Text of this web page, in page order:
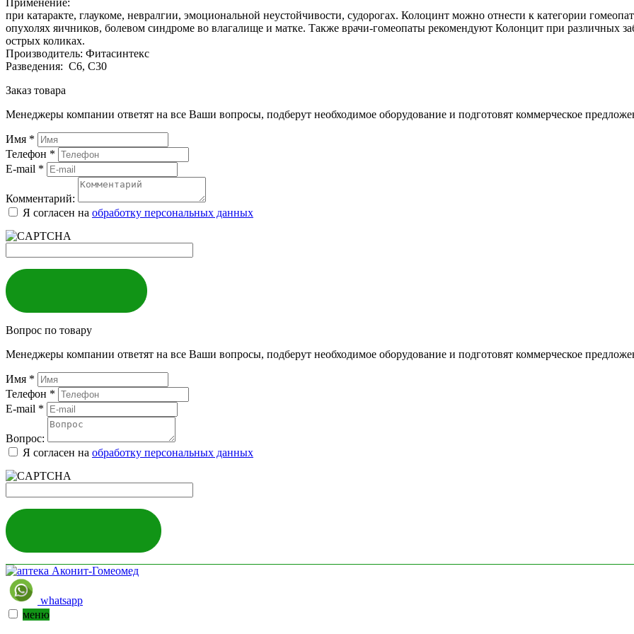
Применение:
при катаракте, глаукоме, невралгии, эмоциональной неустойчивости, судорогах. Колоцинт можно отнести к категории
опухолях яичников, болевом синдроме во влагалище и матке. Также врачи-гомеопаты рекомендуют Колонцит при различных
острых коликах.
Производитель: Фитасинтекс
Разведения: С6, С30
Заказ товара
Менеджеры компании ответят на все Ваши вопросы, подберут необходимое оборудование и подготовят коммерческое
Имя *
Телефон *
E-mail *
Комментарий:
Я согласен на обработку персональных данных
Вопрос по товару
Менеджеры компании ответят на все Ваши вопросы, подберут необходимое оборудование и подготовят коммерческое
Имя *
Телефон *
E-mail *
Вопрос:
Я согласен на обработку персональных данных
whatsapp
меню